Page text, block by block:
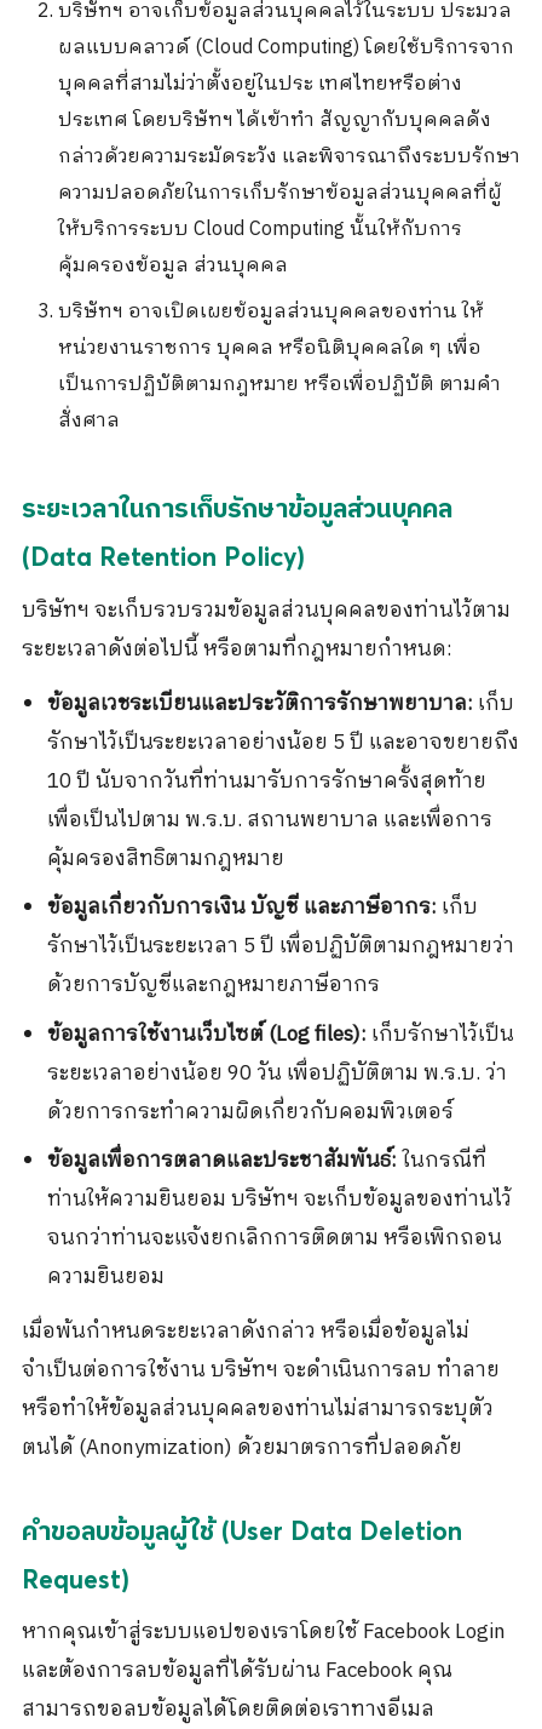
บริษัทฯ อาจเก็บข้อมูลส่วนบุคคลไว้ในระบบ ประมวล
ผลแบบคลาวด์ (Cloud Computing) โดยใช้บริการจาก
บุคคลที่สามไม่ว่าตั้งอยู่ในประ เทศไทยหรือต่าง
ประเทศ โดยบริษัทฯ ได้เข้าทำ สัญญากับบุคคลดัง
กล่าวด้วยความระมัดระวัง และพิจารณาถึงระบบรักษา
ความปลอดภัยในการเก็บรักษาข้อมูลส่วนบุคคลที่ผู้
ให้บริการระบบ Cloud Computing นั้นให้กับการ
คุ้มครองข้อมูล ส่วนบุคคล
บริษัทฯ อาจเปิดเผยข้อมูลส่วนบุคคลของท่าน ให้
หน่วยงานราชการ บุคคล หรือนิติบุคคลใด ๆ เพื่อ
เป็นการปฏิบัติตามกฎหมาย หรือเพื่อปฏิบัติ ตามคำ
สั่งศาล
ระยะเวลาในการเก็บรักษาข้อมูลส่วนบุคคล
(Data Retention Policy)
บริษัทฯ จะเก็บรวบรวมข้อมูลส่วนบุคคลของท่านไว้ตาม
ระยะเวลาดังต่อไปนี้ หรือตามที่กฎหมายกำหนด:
ข้อมูลเวชระเบียนและประวัติการรักษาพยาบาล: เก็บ
รักษาไว้เป็นระยะเวลาอย่างน้อย 5 ปี และอาจขยายถึง
10 ปี นับจากวันที่ท่านมารับการรักษาครั้งสุดท้าย
เพื่อเป็นไปตาม พ.ร.บ. สถานพยาบาล และเพื่อการ
คุ้มครองสิทธิตามกฎหมาย
ข้อมูลเกี่ยวกับการเงิน บัญชี และภาษีอากร: เก็บ
รักษาไว้เป็นระยะเวลา 5 ปี เพื่อปฏิบัติตามกฎหมายว่า
ด้วยการบัญชีและกฎหมายภาษีอากร
ข้อมูลการใช้งานเว็บไซต์ (Log files): เก็บรักษาไว้เป็น
ระยะเวลาอย่างน้อย 90 วัน เพื่อปฏิบัติตาม พ.ร.บ. ว่า
ด้วยการกระทำความผิดเกี่ยวกับคอมพิวเตอร์
ข้อมูลเพื่อการตลาดและประชาสัมพันธ์:ในกรณีที่
ท่านให้ความยินยอม บริษัทฯ จะเก็บข้อมูลของท่านไว้
จนกว่าท่านจะแจ้งยกเลิกการติดตาม หรือเพิกถอน
ความยินยอม
เมื่อพ้นกำหนดระยะเวลาดังกล่าว หรือเมื่อข้อมูลไม่
จำเป็นต่อการใช้งาน บริษัทฯ จะดำเนินการลบ ทำลาย
หรือทำให้ข้อมูลส่วนบุคคลของท่านไม่สามารถระบุตัว
ตนได้ (Anonymization) ด้วยมาตรการที่ปลอดภัย
คำขอลบข้อมูลผู้ใช้ (User Data Deletion
Request)
หากคุณเข้าสู่ระบบแอปของเราโดยใช้ Facebook Login
และต้องการลบข้อมูลที่ได้รับผ่าน Facebook คุณ
สามารถขอลบข้อมูลได้โดยติดต่อเราทางอีเมล